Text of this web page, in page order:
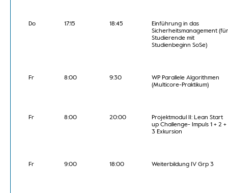
Do 17:15 18:45
Einführung in das
Sicherheitsmanagement (für
Studierende mit
Studienbeginn SoSe)
Fr 8:00 9:30
WP Parallele Algorithmen
(Multicore-Praktikum)
Fr 8:00 20:00
Projektmodul II: Lean Start
up Challenge- Impuls 1 + 2 +
3 Exkursion
Fr 9:00 18:00 Weiterbildung IV Grp 3